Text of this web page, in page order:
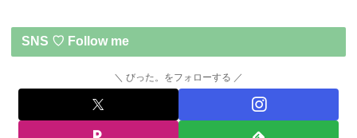
SNS ♡ Follow me
びった。をフォローする